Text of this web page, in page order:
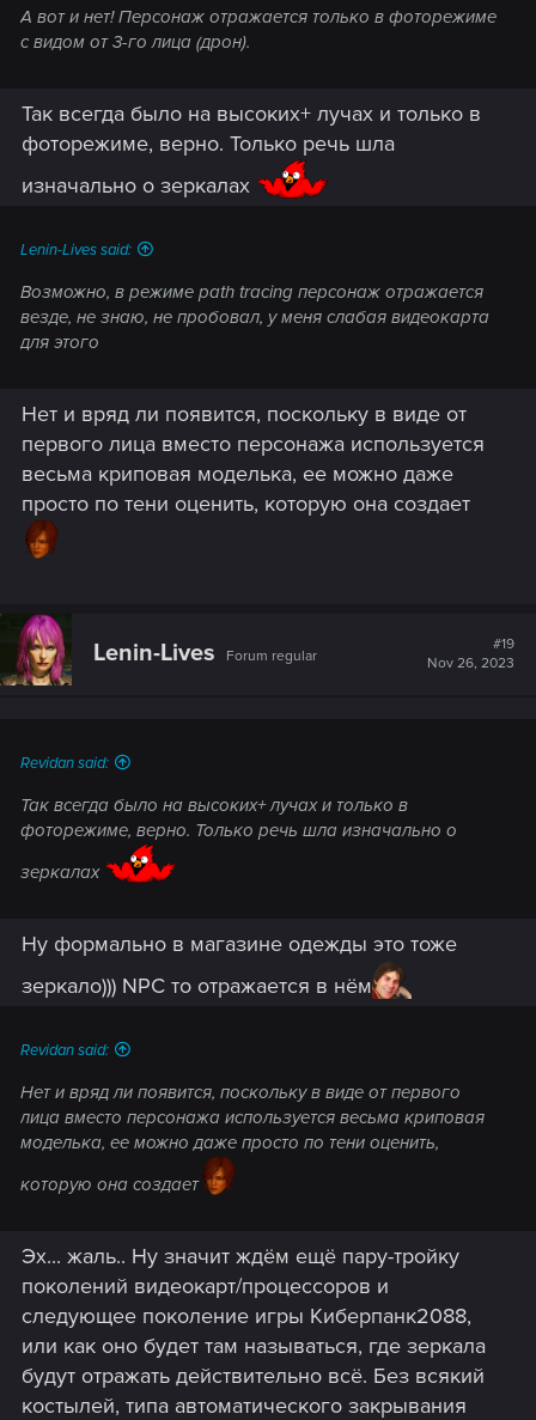
А вот и нет! Персонаж отражается только в фоторежиме
с видом от 3-го лица (дрон).
Так всегда было на высоких+ лучах и только в
фоторежиме, верно. Только речь шла
изначально о зеркалах
Lenin-Lives said:
Возможно, в режиме path tracing персонаж отражается
везде, не знаю, не пробовал, у меня слабая видеокарта
для этого
Нет и вряд ли появится, поскольку в виде от
первого лица вместо персонажа используется
весьма криповая моделька, ее можно даже
просто по тени оценить, которую она создает
Lenin-Lives Forum regular
#19
Nov 26, 2023
Revidan said:
Так всегда было на высоких+ лучах и только в
фоторежиме, верно. Только речь шла изначально о
зеркалах
Ну формально в магазине одежды это тоже
зеркало))) NPC то отражается в нём
Revidan said:
Нет и вряд ли появится, поскольку в виде от первого
лица вместо персонажа используется весьма криповая
моделька, ее можно даже просто по тени оценить,
которую она создает
Эх... жаль.. Ну значит ждём ещё пару-тройку
поколений видеокарт/процессоров и
следующее поколение игры Киберпанк2088,
или как оно будет там называться, где зеркала
будут отражать действительно всё. Без всякий
костылей, типа автоматического закрывания